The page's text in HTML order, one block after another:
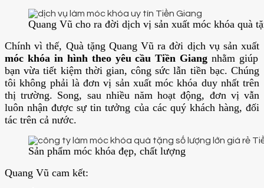
Quang Vũ cho ra đời dịch vị sản xuất móc khóa quà
Chính vì thế, Quà tặng Quang Vũ ra đời dịch vụ sản xuất
móc khóa in hình theo yêu cầu Tiền Giang nhằm giúp
bạn vừa tiết kiệm thời gian, công sức lẫn tiền bạc. Chúng
tôi không phải là đơn vị sản xuất móc khóa duy nhất trên
thị trường. Song, sau nhiều năm hoạt động, đơn vị vẫn
luôn nhận được sự tin tưởng của các quý khách hàng, đối
tác trên cả nước.
Sản phẩm móc khóa đẹp, chất lượng
Quang Vũ cam kết: